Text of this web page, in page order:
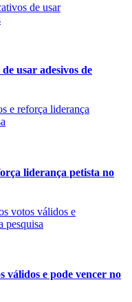
usar adesivos de
liderança petista no
válidos e pode vencer no